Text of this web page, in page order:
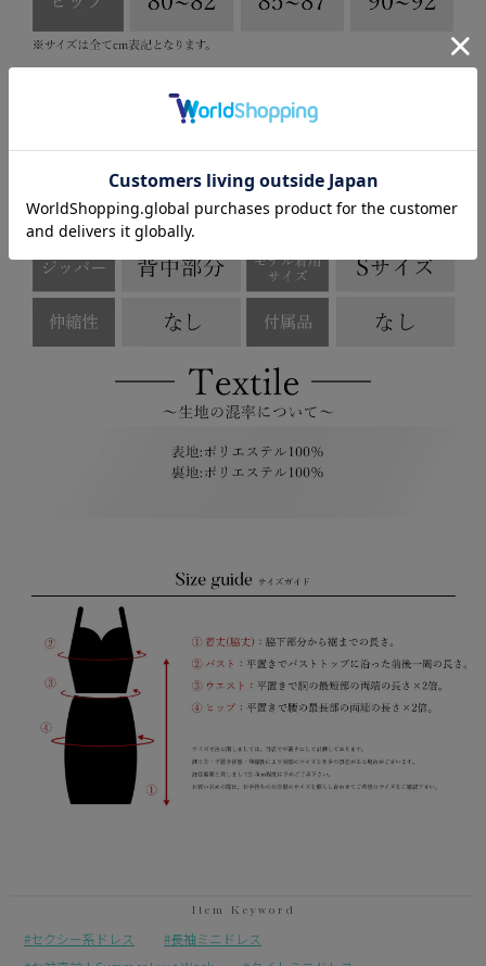
セクシー系ドレス
長袖ミニドレス